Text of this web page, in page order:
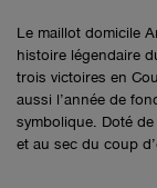
Le maillot domicile
histoire légendaire
trois victoires en
aussi l’année de
symbolique. Doté
et au sec du coup